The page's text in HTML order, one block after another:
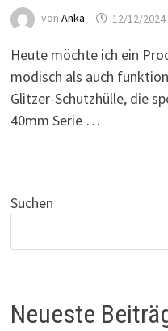
von Anka 12/12/2024
Heute möchte ich ein
modisch als auch
Glitzer-Schutzhülle, die
40mm Serie …
Suchen
Neueste